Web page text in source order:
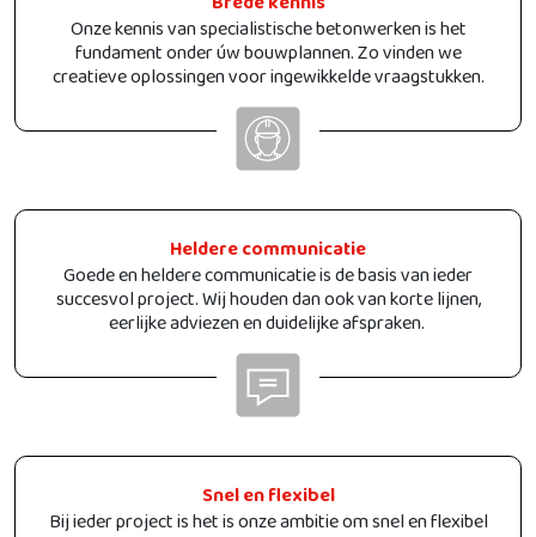
Onze kennis van specialistische betonwerken is het
fundament onder úw bouwplannen. Zo vinden we
creatieve oplossingen voor ingewikkelde vraagstukken.
Heldere communicatie
Goede en heldere communicatie is de basis van ieder
succesvol project. Wij houden dan ook van korte lijnen,
eerlijke adviezen en duidelijke afspraken.
Snel en flexibel
Bij ieder project is het is onze ambitie om snel en flexibel